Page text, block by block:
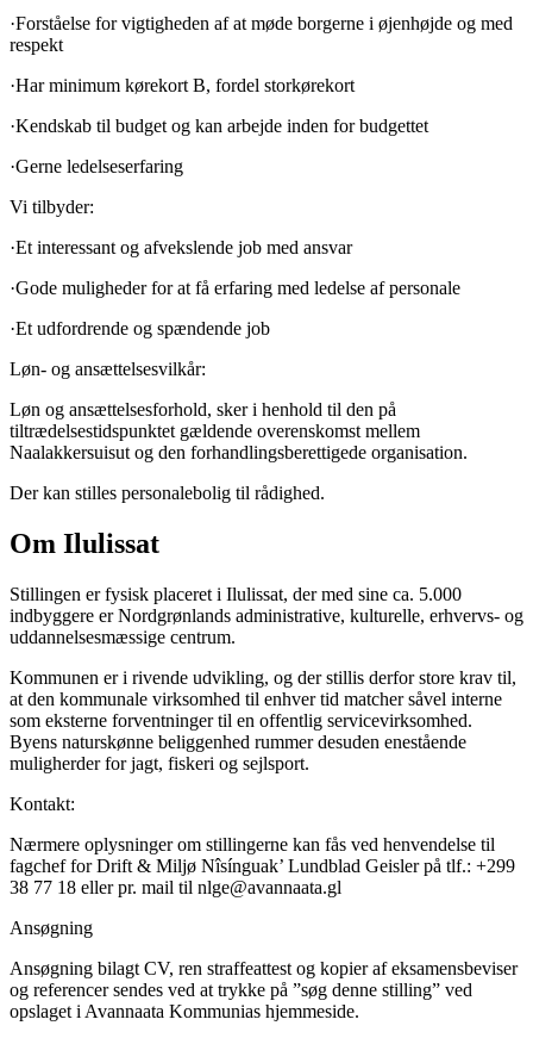
·Forståelse for vigtigheden af at møde borgerne i øjenhøjde og med
respekt
·Har minimum kørekort B, fordel storkørekort
·Kendskab til budget og kan arbejde inden for budgettet
·Gerne ledelseserfaring
Vi tilbyder:
·Et interessant og afvekslende job med ansvar
·Gode muligheder for at få erfaring med ledelse af personale
·Et udfordrende og spændende job
Løn- og ansættelsesvilkår:
Løn og ansættelsesforhold, sker i henhold til den på
tiltrædelsestidspunktet gældende overenskomst mellem
Naalakkersuisut og den forhandlingsberettigede organisation.
Der kan stilles personalebolig til rådighed.
Om Ilulissat
Stillingen er fysisk placeret i Ilulissat, der med sine ca. 5.000
indbyggere er Nordgrønlands administrative, kulturelle, erhvervs- og
uddannelsesmæssige centrum.
Kommunen er i rivende udvikling, og der stillis derfor store krav til,
at den kommunale virksomhed til enhver tid matcher såvel interne
som eksterne forventninger til en offentlig servicevirksomhed.
Byens naturskønne beliggenhed rummer desuden enestående
muligherder for jagt, fiskeri og sejlsport.
Kontakt:
Nærmere oplysninger om stillingerne kan fås ved henvendelse til
fagchef for Drift & Miljø Nîsínguak’ Lundblad Geisler på tlf.: +299
38 77 18 eller pr. mail til nlge@avannaata.gl
Ansøgning
Ansøgning bilagt CV, ren straffeattest og kopier af eksamensbeviser
og referencer sendes ved at trykke på ”søg denne stilling” ved
opslaget i Avannaata Kommunias hjemmeside.